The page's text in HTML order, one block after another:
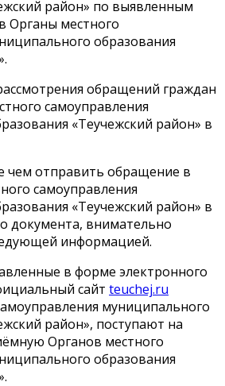
район» по выявленным
Органы местного
образования
обращений граждан
самоуправления
«Теучежский район» в
чем отправить обращение в
самоуправления
«Теучежский район» в
документа, внимательно
информацией.
в форме электронного
сайт teuchej.ru
муниципального
район», поступают на
Органов местного
образования